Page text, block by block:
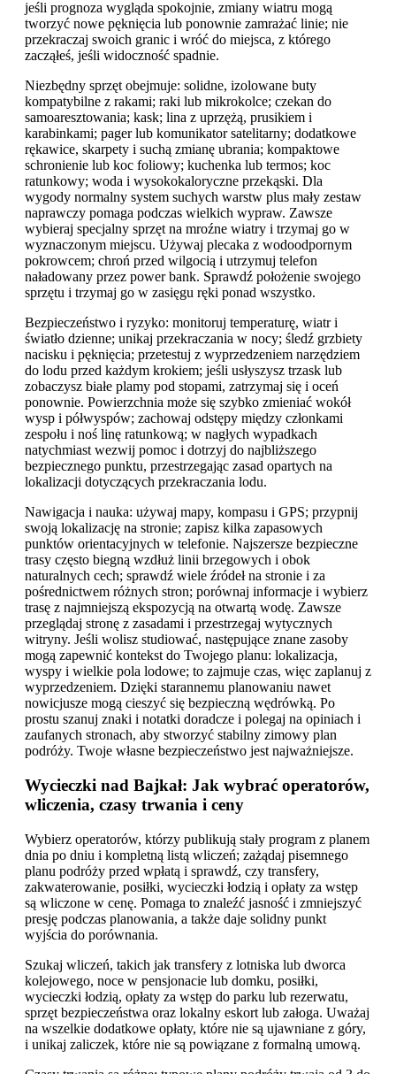
jeśli prognoza wygląda spokojnie, zmiany wiatru mogą
tworzyć nowe pęknięcia lub ponownie zamrażać linie; nie
przekraczaj swoich granic i wróć do miejsca, z którego
zacząłeś, jeśli widoczność spadnie.
Niezbędny sprzęt obejmuje: solidne, izolowane buty
kompatybilne z rakami; raki lub mikrokolce; czekan do
samoaresztowania; kask; lina z uprzężą, prusikiem i
karabinkami; pager lub komunikator satelitarny; dodatkowe
rękawice, skarpety i suchą zmianę ubrania; kompaktowe
schronienie lub koc foliowy; kuchenka lub termos; koc
ratunkowy; woda i wysokokaloryczne przekąski. Dla
wygody normalny system suchych warstw plus mały zestaw
naprawczy pomaga podczas wielkich wypraw. Zawsze
wybieraj specjalny sprzęt na mroźne wiatry i trzymaj go w
wyznaczonym miejscu. Używaj plecaka z wodoodpornym
pokrowcem; chroń przed wilgocią i utrzymuj telefon
naładowany przez power bank. Sprawdź położenie swojego
sprzętu i trzymaj go w zasięgu ręki ponad wszystko.
Bezpieczeństwo i ryzyko: monitoruj temperaturę, wiatr i
światło dzienne; unikaj przekraczania w nocy; śledź grzbiety
nacisku i pęknięcia; przetestuj z wyprzedzeniem narzędziem
do lodu przed każdym krokiem; jeśli usłyszysz trzask lub
zobaczysz białe plamy pod stopami, zatrzymaj się i oceń
ponownie. Powierzchnia może się szybko zmieniać wokół
wysp i półwyspów; zachowaj odstępy między członkami
zespołu i noś linę ratunkową; w nagłych wypadkach
natychmiast wezwij pomoc i dotrzyj do najbliższego
bezpiecznego punktu, przestrzegając zasad opartych na
lokalizacji dotyczących przekraczania lodu.
Nawigacja i nauka: używaj mapy, kompasu i GPS; przypnij
swoją lokalizację na stronie; zapisz kilka zapasowych
punktów orientacyjnych w telefonie. Najszersze bezpieczne
trasy często biegną wzdłuż linii brzegowych i obok
naturalnych cech; sprawdź wiele źródeł na stronie i za
pośrednictwem różnych stron; porównaj informacje i wybierz
trasę z najmniejszą ekspozycją na otwartą wodę. Zawsze
przeglądaj stronę z zasadami i przestrzegaj wytycznych
witryny. Jeśli wolisz studiować, następujące znane zasoby
mogą zapewnić kontekst do Twojego planu: lokalizacja,
wyspy i wielkie pola lodowe; to zajmuje czas, więc zaplanuj z
wyprzedzeniem. Dzięki starannemu planowaniu nawet
nowicjusze mogą cieszyć się bezpieczną wędrówką. Po
prostu szanuj znaki i notatki doradcze i polegaj na opiniach i
zaufanych stronach, aby stworzyć stabilny zimowy plan
podróży. Twoje własne bezpieczeństwo jest najważniejsze.
Wycieczki nad Bajkał: Jak wybrać operatorów,
wliczenia, czasy trwania i ceny
Wybierz operatorów, którzy publikują stały program z planem
dnia po dniu i kompletną listą wliczeń; zażądaj pisemnego
planu podróży przed wpłatą i sprawdź, czy transfery,
zakwaterowanie, posiłki, wycieczki łodzią i opłaty za wstęp
są wliczone w cenę. Pomaga to znaleźć jasność i zmniejszyć
presję podczas planowania, a także daje solidny punkt
wyjścia do porównania.
Szukaj wliczeń, takich jak transfery z lotniska lub dworca
kolejowego, noce w pensjonacie lub domku, posiłki,
wycieczki łodzią, opłaty za wstęp do parku lub rezerwatu,
sprzęt bezpieczeństwa oraz lokalny eskort lub załoga. Uważaj
na wszelkie dodatkowe opłaty, które nie są ujawniane z góry,
i unikaj zaliczek, które nie są powiązane z formalną umową.